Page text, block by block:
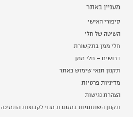
מעניין באתר
סיפורי האישי
השיטה של חלי
חלי ממן בתקשורת
דרושים – חלי ממן
תקנון תנאי שימוש באתר
מדיניות פרטיות
הצהרת נגישות
תקנון השתתפות במסגרת מנוי לקבוצות התמיכה